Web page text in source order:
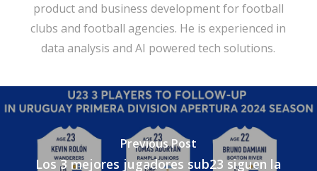
product and business development for football
clubs and football agencies. He is experienced in
data analysis and AI powered tech solutions.
Previous Post
Los 3 mejores jugadores sub23 siguen la